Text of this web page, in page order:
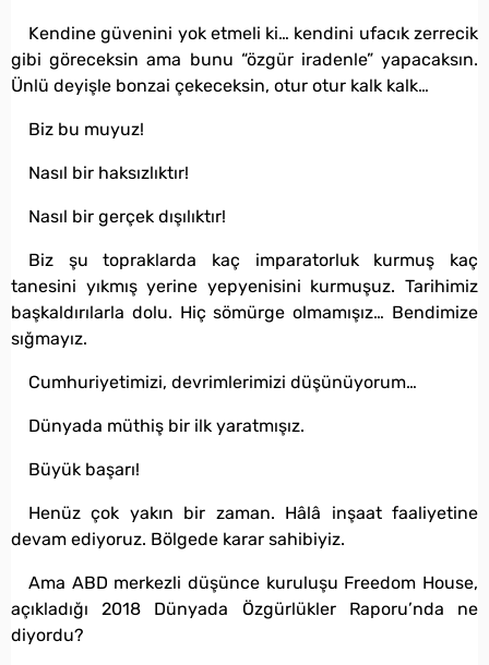
Kendine güvenini yok etmeli ki… kendini ufacık zerrecik
gibi göreceksin ama bunu “özgür iradenle” yapacaksın.
Ünlü deyişle bonzai çekeceksin, otur otur kalk kalk…
Biz bu muyuz!
Nasıl bir haksızlıktır!
Nasıl bir gerçek dışılıktır!
Biz şu topraklarda kaç imparatorluk kurmuş kaç
tanesini yıkmış yerine yepyenisini kurmuşuz. Tarihimiz
başkaldırılarla dolu. Hiç sömürge olmamışız… Bendimize
sığmayız.
Cumhuriyetimizi, devrimlerimizi düşünüyorum…
Dünyada müthiş bir ilk yaratmışız.
Büyük başarı!
Henüz çok yakın bir zaman. Hâlâ inşaat faaliyetine
devam ediyoruz. Bölgede karar sahibiyiz.
Ama ABD merkezli düşünce kuruluşu Freedom House,
açıkladığı 2018 Dünyada Özgürlükler Raporu’nda ne
diyordu?